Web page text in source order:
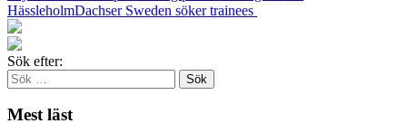
HässleholmDachser Sweden söker trainees
Sök efter:
Mest läst